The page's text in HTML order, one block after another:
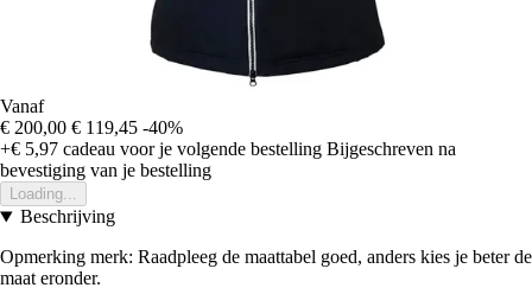
Vanaf
€ 200,00 € 119,45 -40%
+€ 5,97 cadeau voor je volgende bestelling Bijgeschreven na
bevestiging van je bestelling
Loading...
Beschrijving
Opmerking merk: Raadpleeg de maattabel goed, anders kies je beter de
maat eronder.